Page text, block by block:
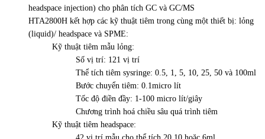
headspace injection) cho phân tích GC và GC/MS
HTA2800H kết hợp các kỹ thuật tiêm trong cùng một thiết bị: lỏng
(liquid)/ headspace và SPME:
Kỹ thuật tiêm mẫu lỏng:
Số vị trí: 121 vị trí
Thể tích tiêm sysringe: 0.5, 1, 5, 10, 25, 50 và 100ml
Bước chuyển tiêm: 0.1micro lít
Tốc độ điền đầy: 1-100 micro lít/giây
Chương trình hoá chiều sâu quá trình tiêm
Kỹ thuật tiêm headspace: